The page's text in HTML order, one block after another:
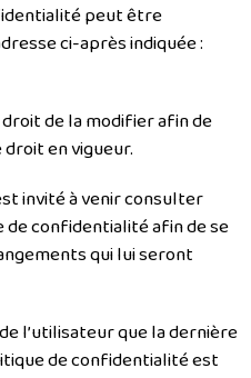
peut être
ci-après indiquée :
de la modifier afin de
en vigueur.
invité à venir consulter
confidentialité afin de se
qui lui seront
l’utilisateur que la dernière
de confidentialité est